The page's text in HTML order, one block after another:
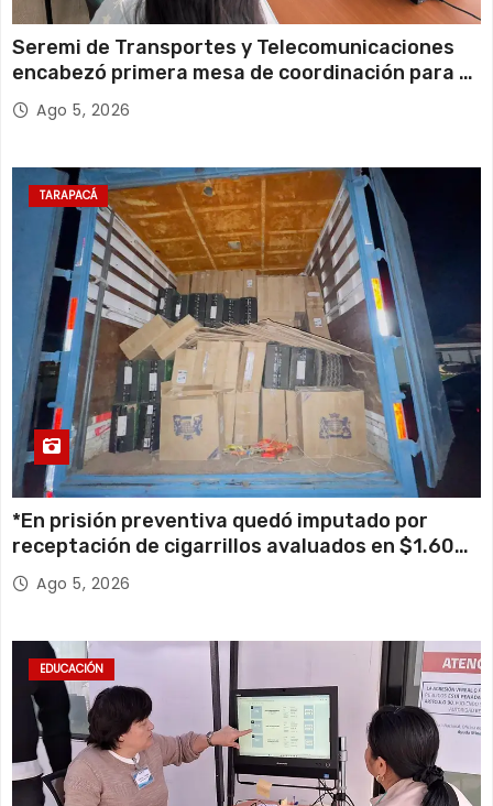
Seremi de Transportes y Telecomunicaciones
encabezó primera mesa de coordinación para el
retiro de cables en desuso en Iquique
Ago 5, 2026
TARAPACÁ
*En prisión preventiva quedó imputado por
receptación de cigarrillos avaluados en $1.600
millones*
Ago 5, 2026
EDUCACIÓN